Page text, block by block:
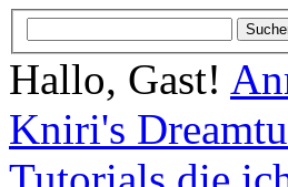
Hallo, Gast!
Kniri's